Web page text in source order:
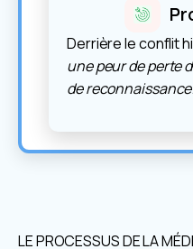
Derrière le conflit
une peur de perte
de reconnaissance.
LE PROCESSUS DE LA